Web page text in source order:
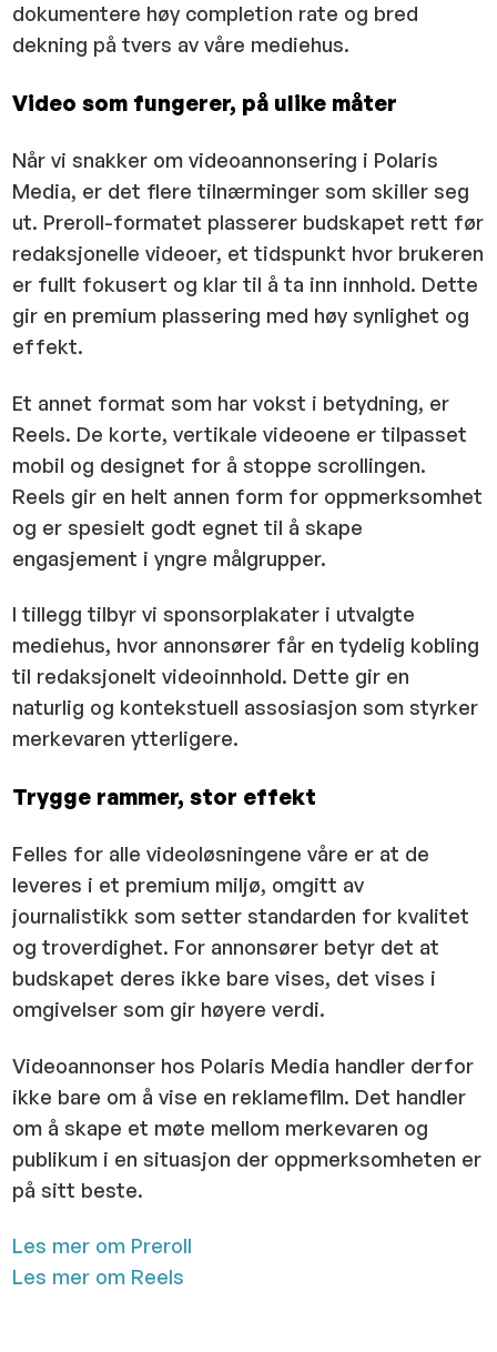
dokumentere høy completion rate og bred
dekning på tvers av våre mediehus.
Video som fungerer, på ulike måter
Når vi snakker om videoannonsering i Polaris
Media, er det flere tilnærminger som skiller seg
ut. Preroll-formatet plasserer budskapet rett før
redaksjonelle videoer, et tidspunkt hvor brukeren
er fullt fokusert og klar til å ta inn innhold. Dette
gir en premium plassering med høy synlighet og
effekt.
Et annet format som har vokst i betydning, er
Reels. De korte, vertikale videoene er tilpasset
mobil og designet for å stoppe scrollingen.
Reels gir en helt annen form for oppmerksomhet
og er spesielt godt egnet til å skape
engasjement i yngre målgrupper.
I tillegg tilbyr vi sponsorplakater i utvalgte
mediehus, hvor annonsører får en tydelig kobling
til redaksjonelt videoinnhold. Dette gir en
naturlig og kontekstuell assosiasjon som styrker
merkevaren ytterligere.
Trygge rammer, stor effekt
Felles for alle videoløsningene våre er at de
leveres i et premium miljø, omgitt av
journalistikk som setter standarden for kvalitet
og troverdighet. For annonsører betyr det at
budskapet deres ikke bare vises, det vises i
omgivelser som gir høyere verdi.
Videoannonser hos Polaris Media handler derfor
ikke bare om å vise en reklamefilm. Det handler
om å skape et møte mellom merkevaren og
publikum i en situasjon der oppmerksomheten er
på sitt beste.
Les mer om Preroll
Les mer om Reels